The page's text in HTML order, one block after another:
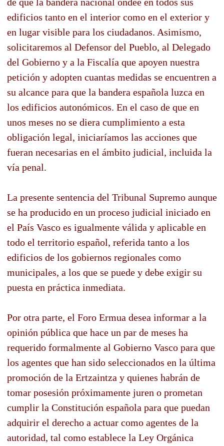
edificios tanto en el interior como en el exterior y
en lugar visible para los ciudadanos. Asimismo,
solicitaremos al Defensor del Pueblo, al Delegado
del Gobierno y a la Fiscalía que apoyen nuestra
petición y adopten cuantas medidas se encuentren a
su alcance para que la bandera española luzca en
los edificios autonómicos. En el caso de que en
unos meses no se diera cumplimiento a esta
obligación legal, iniciaríamos las acciones que
fueran necesarias en el ámbito judicial, incluida la
vía penal.
La presente sentencia del Tribunal Supremo aunque
se ha producido en un proceso judicial iniciado en
el País Vasco es igualmente válida y aplicable en
todo el territorio español, referida tanto a los
edificios de los gobiernos regionales como
municipales, a los que se puede y debe exigir su
puesta en práctica inmediata.
Por otra parte, el Foro Ermua desea informar a la
opinión pública que hace un par de meses ha
requerido formalmente al Gobierno Vasco para que
los agentes que han sido seleccionados en la última
promoción de la Ertzaintza y quienes habrán de
tomar posesión próximamente juren o prometan
cumplir la Constitución española para que puedan
adquirir el derecho a actuar como agentes de la
autoridad, tal como establece la Ley Orgánica